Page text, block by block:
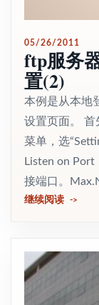
05/26/2011
ftp服务
置(2)
本例是从本地
设置页面。 首
菜单，选
Listen on Port
接端口。
继续阅读